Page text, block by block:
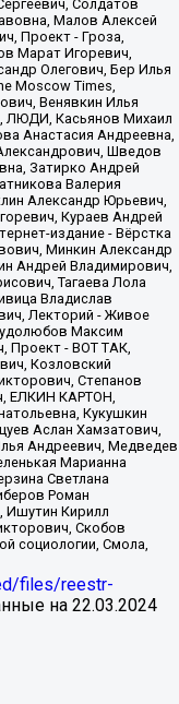
files/reestr-
на 22.03.2024